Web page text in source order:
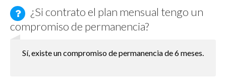
¿Si contrato el plan mensual tengo un
compromiso de permanencia?
Sí, existe un compromiso de permanencia de 6 meses.